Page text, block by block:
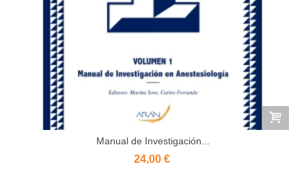
Manual de Investigación...
24,00 €